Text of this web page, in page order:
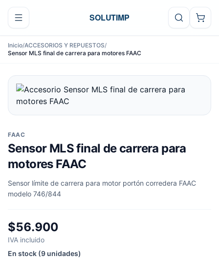
Ir al contenido
SOLUTIMP
Inicio/ACCESORIOS Y REPUESTOS/
Sensor MLS final de carrera para motores FAAC
FAAC
Sensor MLS final de carrera para
motores FAAC
Sensor límite de carrera para motor portón corredera FAAC
modelo 746/844
$56.900
IVA incluido
En stock (9 unidades)